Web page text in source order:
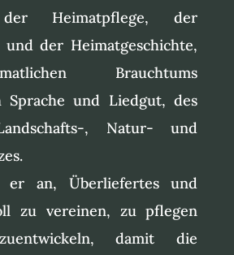
Heimatpflege, der
und der Heimatgeschichte,
Brauchtums
Sprache und Liedgut, des
, Natur- und
er an, Überliefertes und
zu vereinen, zu pflegen
damit die